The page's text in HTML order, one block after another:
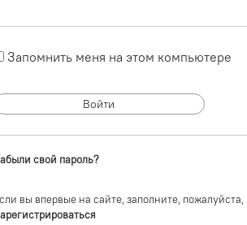
Запомнить меня на этом компьютере
свой пароль?
вы впервые на сайте, заполните,